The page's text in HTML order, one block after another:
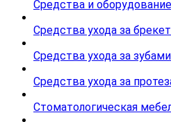
Средства и
Средства ухода за
Средства ухода за зубами
Средства ухода за
Стоматологическая